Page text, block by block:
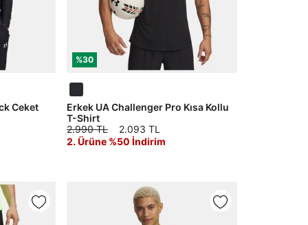
Ceket
%30
Erkek UA Challenger Pro Kısa Kollu
T-Shirt
2.990 TL
2.093 TL
2. Ürüne %50 İndirim